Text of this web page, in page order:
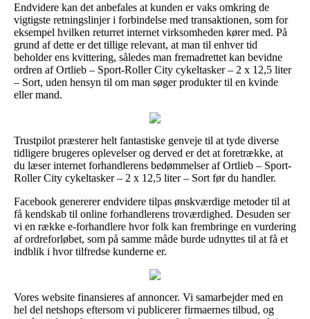
Endvidere kan det anbefales at kunden er vaks omkring de
vigtigste retningslinjer i forbindelse med transaktionen, som for
eksempel hvilken returret internet virksomheden kører med. På
grund af dette er det tillige relevant, at man til enhver tid
beholder ens kvittering, således man fremadrettet kan bevidne
ordren af Ortlieb – Sport-Roller City cykeltasker – 2 x 12,5 liter
– Sort, uden hensyn til om man søger produkter til en kvinde
eller mand.
Trustpilot præsterer helt fantastiske genveje til at tyde diverse
tidligere brugeres oplevelser og derved er det at foretrække, at
du læser internet forhandlerens bedømmelser af Ortlieb – Sport-
Roller City cykeltasker – 2 x 12,5 liter – Sort før du handler.
Facebook genererer endvidere tilpas ønskværdige metoder til at
få kendskab til online forhandlerens troværdighed. Desuden ser
vi en række e-forhandlere hvor folk kan frembringe en vurdering
af ordreforløbet, som på samme måde burde udnyttes til at få et
indblik i hvor tilfredse kunderne er.
Vores website finansieres af annoncer. Vi samarbejder med en
hel del netshops eftersom vi publicerer firmaernes tilbud, og